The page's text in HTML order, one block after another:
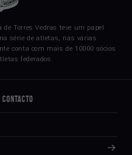
de Torres Vedras teve um papel
série de atletas, nas várias
conta com mais de 10000 sócios
federados.
Contacto